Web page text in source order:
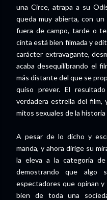
una Circe, atrapa a su
queda muy abierta, con
fuera de campo, tarde o
cinta está bien filmada y
carácter extravagante,
acaba desequilibrando el
más distante del que se
quiso prever. El
verdadera estrella del film,
mitos sexuales de la historia
A pesar de lo dicho y
manda, y ahora dirige su
la eleva a la categoría
demostrando que algo
espectadores que opinan
bien de toda una